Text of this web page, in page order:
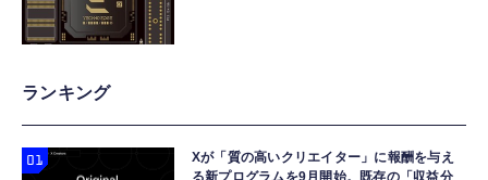
ランキング
Xが「質の高いクリエイター」に報酬を与え
る新プログラムを9月開始。既存の「収益分